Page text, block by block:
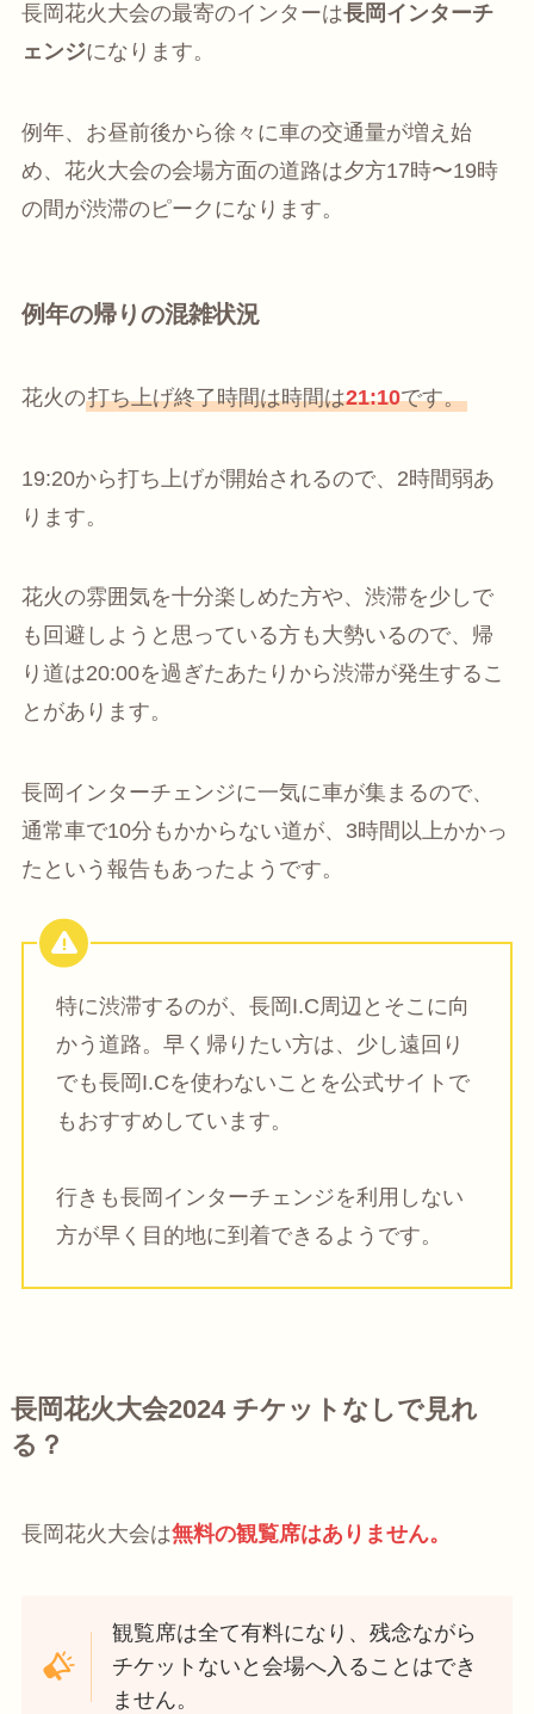
長岡花火大会の最寄のインターは長岡インターチ
ェンジになります。
例年、お昼前後から徐々に車の交通量が増え始
め、花火大会の会場方面の道路は夕方17時〜19時
の間が渋滞のピークになります。
例年の帰りの混雑状況
花火の打ち上げ終了時間は時間は21:10です。
19:20から打ち上げが開始されるので、2時間弱あ
ります。
花火の雰囲気を十分楽しめた方や、渋滞を少しで
も回避しようと思っている方も大勢いるので、帰
り道は20:00を過ぎたあたりから渋滞が発生するこ
とがあります。
長岡インターチェンジに一気に車が集まるので、
通常車で10分もかからない道が、3時間以上かかっ
たという報告もあったようです。
特に渋滞するのが、長岡I.C周辺とそこに向
かう道路。早く帰りたい方は、少し遠回り
でも長岡I.Cを使わないことを公式サイトで
もおすすめしています。
行きも長岡インターチェンジを利用しない
方が早く目的地に到着できるようです。
長岡花火大会2024 チケットなしで見れ
る？
長岡花火大会は無料の観覧席はありません。
観覧席は全て有料になり、残念ながら
チケットないと会場へ入ることはでき
ません。